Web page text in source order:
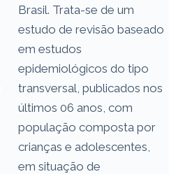
Brasil. Trata-se de um
estudo de revisão baseado
em estudos
epidemiológicos do tipo
transversal, publicados nos
últimos 06 anos, com
população composta por
crianças e adolescentes,
em situação de